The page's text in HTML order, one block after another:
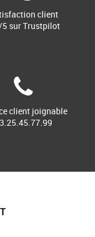
client
sur Trustpilot
client joignable